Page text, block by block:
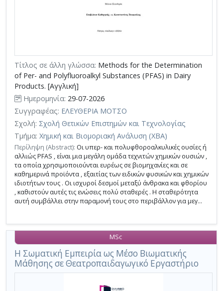
Τίτλος σε άλλη γλώσσα: Methods for the Determination
of Per- and Polyfluoroalkyl Substances (PFAS) in Dairy
Products. [Αγγλική]
Ημερομηνία: 29-07-2026
Συγγραφέας: ΕΛΕΥΘΕΡΙΑ ΜΟΤΣΟ
Σχολή: Σχολή Θετικών Επιστημών και Τεχνολογίας
Τμήμα: Χημική και Βιομοριακή Ανάλυση (ΧΒΑ)
Περίληψη (Abstract): Οι υπερ- και πολυφθοροαλκυλικές ουσίες ή
αλλιώς PFAS , είναι μια μεγάλη ομάδα τεχνιτών χημικών ουσιών ,
τα οποία χρησιμοποιούνται ευρέως σε βιομηχανίες και σε
καθημερινά προϊόντα , εξαιτίας των ειδικών φυσικών και χημικών
ιδιοτήτων τους . Οι ισχυροί δεσμοί μεταξύ άνθρακα και φθορίου
, καθιστούν αυτές τις ενώσεις πολύ σταθερές . Η σταθερότητα
αυτή συμβάλλει στην παραμονή τους στο περιβάλλον για μεγ...
Η Σωματική Εμπειρία ως Μέσο Βιωματικής
Μάθησης σε Θεατροπαιδαγωγικό Εργαστήριο
MSc